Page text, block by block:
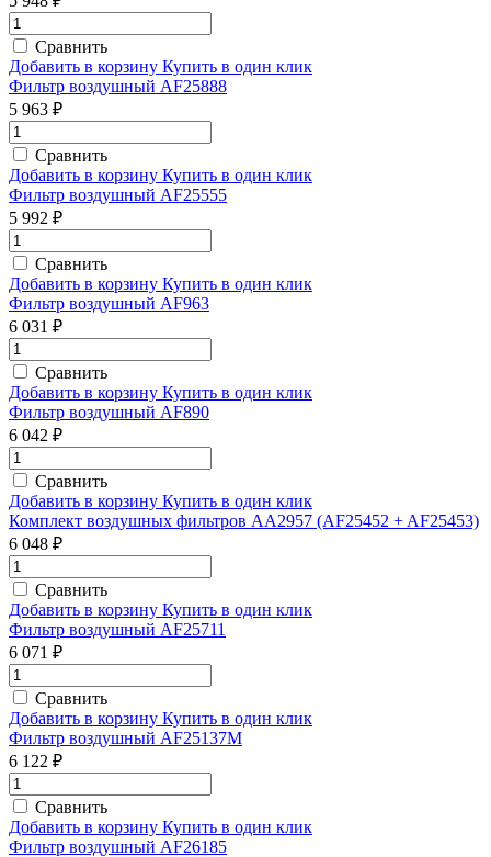
Сравнить
Добавить в корзину Купить в один клик
Фильтр воздушный AF25888
5 963 ₽
Сравнить
Добавить в корзину Купить в один клик
Фильтр воздушный AF25555
5 992 ₽
Сравнить
Добавить в корзину Купить в один клик
Фильтр воздушный AF963
6 031 ₽
Сравнить
Добавить в корзину Купить в один клик
Фильтр воздушный AF890
6 042 ₽
Сравнить
Добавить в корзину Купить в один клик
Комплект воздушных фильтров AA2957 (AF25452 + AF25453)
6 048 ₽
Сравнить
Добавить в корзину Купить в один клик
Фильтр воздушный AF25711
6 071 ₽
Сравнить
Добавить в корзину Купить в один клик
Фильтр воздушный AF25137M
6 122 ₽
Сравнить
Добавить в корзину Купить в один клик
Фильтр воздушный AF26185